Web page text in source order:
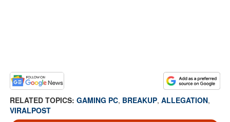
RELATED TOPICS: GAMING PC, BREAKUP, ALLEGATION,
VIRALPOST